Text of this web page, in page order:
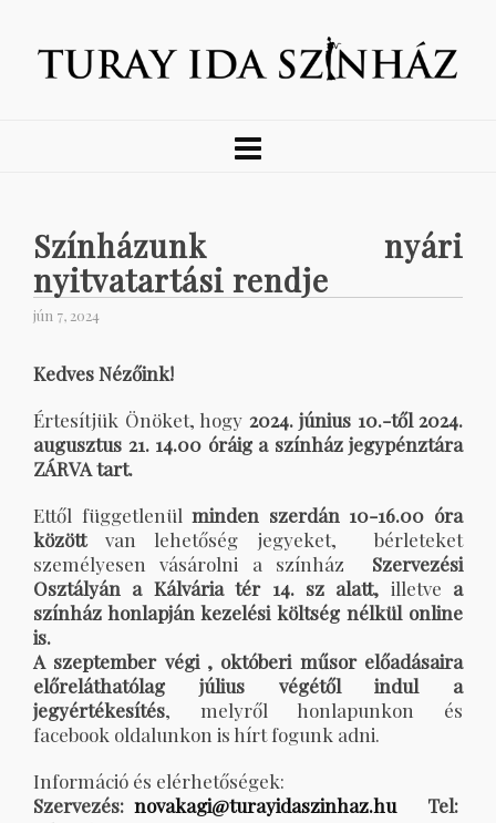
Színházunk nyári
nyitvatartási rendje
jún 7, 2024
Kedves Nézőink!
Értesítjük Önöket, hogy 2024. június 10.-től 2024.
augusztus 21. 14.00 óráig a színház jegypénztára
ZÁRVA tart.
Ettől függetlenülminden szerdán 10-16.00 óra
közöttvan lehetőség jegyeket, bérleteket
személyesen vásárolni a színház Szervezési
Osztályán a Kálvária tér 14. sz alatt, illetve a
színház honlapján kezelési költség nélkül online
is.
A szeptember végi , októberi műsor előadásaira
előreláthatólag július végétőlindul a
jegyértékesítés, melyről honlapunkon és
facebook oldalunkon is hírt fogunk adni.
Információ és elérhetőségek:
Szervezés:novakagi@turayidaszinhaz.hu Tel: